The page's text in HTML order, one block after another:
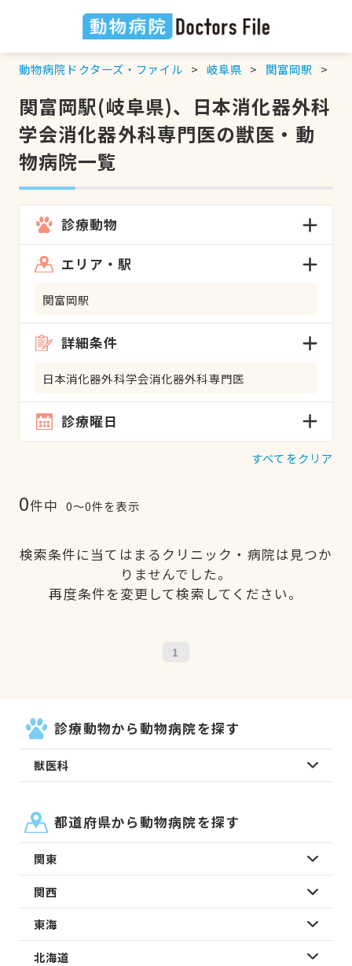
動物病院ドクターズ・ファイル 岐阜県 関富岡駅
関富岡駅(岐阜県)、日本消化器外科
学会消化器外科専門医の獣医・動
物病院一覧
診療動物
エリア・駅
関富岡駅
詳細条件
日本消化器外科学会消化器外科専門医
診療曜日
すべてをクリア
0件中 0〜0件を表示
検索条件に当てはまるクリニック・病院は見つか
りませんでした。
再度条件を変更して検索してください。
1
診療動物から動物病院を探す
獣医科
都道府県から動物病院を探す
関東
関西
東海
北海道